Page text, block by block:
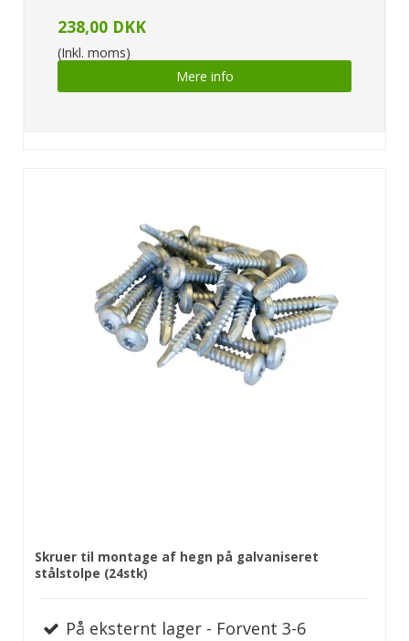
238,00 DKK
(Inkl. moms)
Mere info
Skruer til montage af hegn på galvaniseret
stålstolpe (24stk)
På eksternt lager - Forvent 3-6